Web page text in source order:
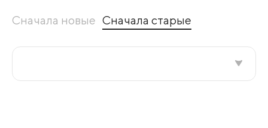
Сначала новые Сначала старые